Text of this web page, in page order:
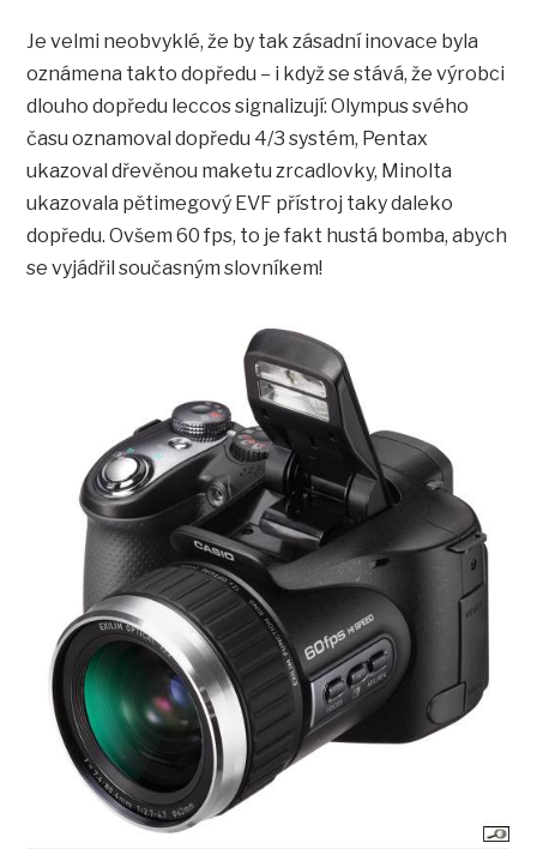
Je velmi neobvyklé, že by tak zásadní inovace byla
oznámena takto dopředu – i když se stává, že výrobci
dlouho dopředu leccos signalizují: Olympus svého
času oznamoval dopředu 4/3 systém, Pentax
ukazoval dřevěnou maketu zrcadlovky, Minolta
ukazovala pětimegový EVF přístroj taky daleko
dopředu. Ovšem 60 fps, to je fakt hustá bomba, abych
se vyjádřil současným slovníkem!